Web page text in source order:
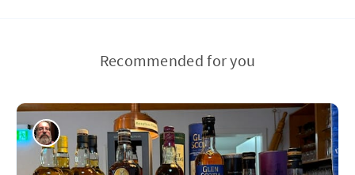
Recommended for you